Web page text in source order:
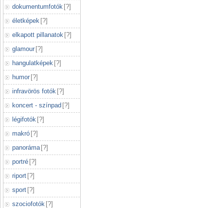
dokumentumfotók [?]
életképek [?]
elkapott pillanatok [?]
glamour [?]
hangulatképek [?]
humor [?]
infravörös fotók [?]
koncert - színpad [?]
légifotók [?]
makró [?]
panoráma [?]
portré [?]
riport [?]
sport [?]
szociofotók [?]